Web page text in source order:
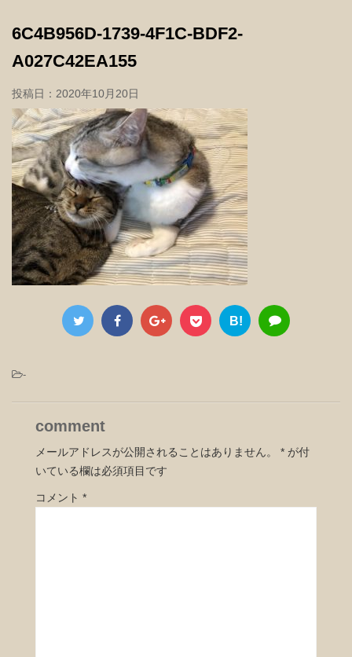
6C4B956D-1739-4F1C-BDF2-
A027C42EA155
投稿日： 2020年10月20日
B!
-
comment
メールアドレスが公開されることはありません。 * が付
いている欄は必須項目です
コメント *